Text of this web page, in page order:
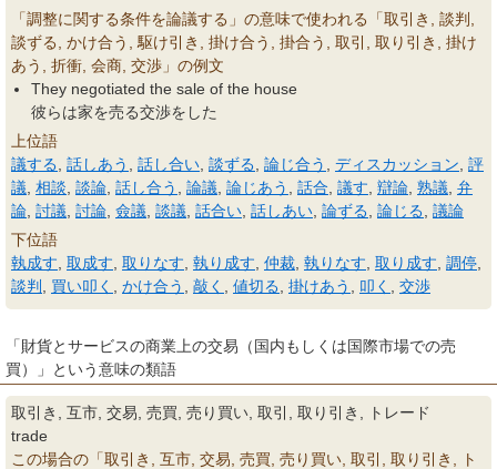
「調整に関する条件を論議する」の意味で使われる「取引き, 談判,
談ずる, かけ合う, 駆け引き, 掛け合う, 掛合う, 取引, 取り引き, 掛け
あう, 折衝, 会商, 交渉」の例文
They negotiated the sale of the house
彼らは家を売る交渉をした
上位語
議する 話しあう 話し合い 談ずる 論じ合う ディスカッション 評
議 相談 談論 話し合う 論議 論じあう 話合 議す 辯論 熟議 弁
論 討議 討論 僉議 談議 話合い 話しあい 論ずる 論じる 議論
下位語
執成す 取成す 取りなす 執り成す 仲裁 執りなす 取り成す 調停
談判
買い叩く かけ合う 敲く 値切る 掛けあう 叩く 交渉
「財貨とサービスの商業上の交易（国内もしくは国際市場での売
買）」という意味の類語
取引き, 互市, 交易, 売買, 売り買い, 取引, 取り引き, トレード
trade
この場合の「取引き, 互市, 交易, 売買, 売り買い, 取引, 取り引き, ト